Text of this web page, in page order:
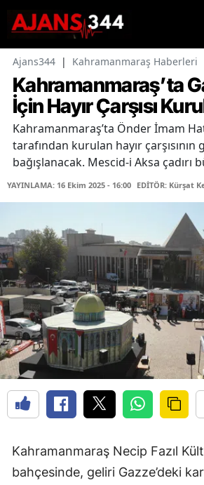
Ajans344 | Kahramanmaraş Haberleri
Kahramanmaraş’ta
İçin Hayır Çarşısı
Kahramanmaraş’ta Önder İmam
tarafından kurulan hayır
bağışlanacak. Mescid-i Aksa çadırı
YAYINLAMA: 16 Ekim 2025 - 16:00 EDİTÖR: Kürşat
Kahramanmaraş Necip Fazıl
bahçesinde, geliri Gazze’deki